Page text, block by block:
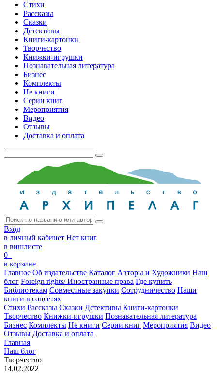
Стихи
Рассказы
Сказки
Детективы
Книги-картонки
Творчество
Книжки-игрушки
Познавательная литература
Бизнес
Комплекты
Не книги
Серии книг
Мероприятия
Видео
Отзывы
Доставка и оплата
Вход
в личный кабинет Нет книг
в вишлисте
0
в корзине
Главное Об издательстве Каталог Авторы и Художники Наш
блог Foreign rights/ Иностранные права Где купить
Библиотекам Совместные закупки Сотрудничество Наши
книги в соцсетях
Стихи Рассказы Сказки Детективы Книги-картонки
Творчество Книжки-игрушки Познавательная литература
Бизнес Комплекты Не книги Серии книг Мероприятия Видео
Отзывы Доставка и оплата
Главная
Наш блог
Творчество
14.02.2022